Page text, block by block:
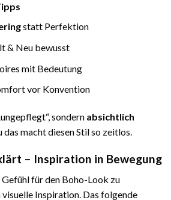
statt Perfektion
& Neu bewusst
mit Bedeutung
vor Konvention
sondern absichtlich
das macht diesen Stil so zeitlos.
– Inspiration in Bewegung
Gefühl für den Boho-Look zu
Inspiration. Das folgende